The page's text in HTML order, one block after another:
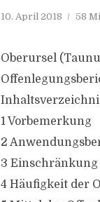
10. April 2018 58
Oberursel
1 Vorbemerkung
2
3
4 Häufigkeit der